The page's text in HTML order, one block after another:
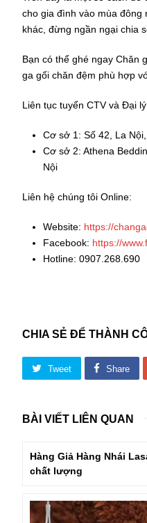
cho gia đình vào mùa đông
khác, đừng ngần ngại chia
Bạn có thể ghé ngay Chăn
ga gối chăn đệm phù hợp
Liên tục tuyển CTV và Đại
Cơ sở 1: Số 42, La
Cơ sở 2: Athena
Nội
Liên hệ chúng tôi Online:
Website: https://
Facebook: https://
Hotline: 0907.268.690
CHIA SẺ ĐỂ THÀNH
Tweet Share
BÀI VIẾT LIÊN QUAN
Hàng Giả Hàng Nhái
chất lượng